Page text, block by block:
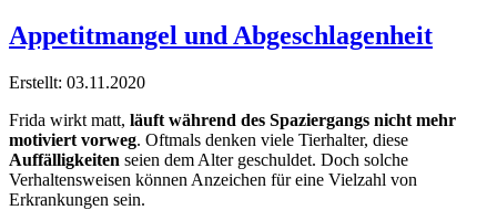
Appetitmangel und Abgeschlagenheit
Erstellt: 03.11.2020
Frida wirkt matt, läuft während des Spaziergangs nicht mehr
motiviert vorweg. Oftmals denken viele Tierhalter, diese
Auffälligkeiten seien dem Alter geschuldet. Doch solche
Verhaltensweisen können Anzeichen für eine Vielzahl von
Erkrankungen sein.